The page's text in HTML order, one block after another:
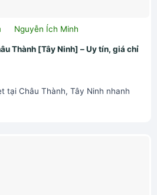
Nguyễn Ích Minh
Thành [Tây Ninh] – Uy tín, giá chỉ
tại Châu Thành, Tây Ninh nhanh